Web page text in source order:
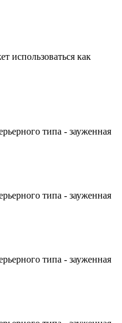
использоваться как
типа - зауженная
типа - зауженная
типа - зауженная